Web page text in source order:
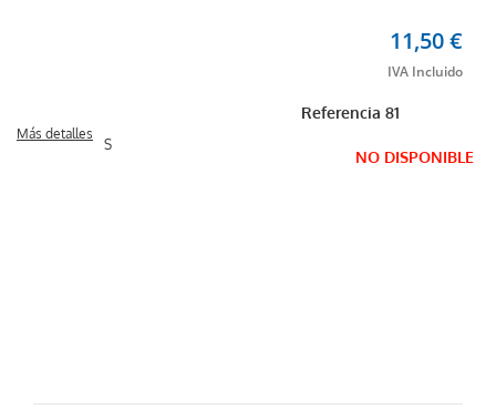
Referencia81
11,50 €
S
Más detalles
NO DISPONIBLE